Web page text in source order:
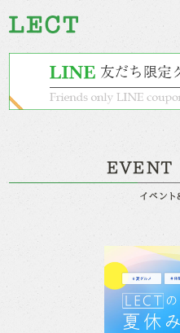
EVENT
イベン